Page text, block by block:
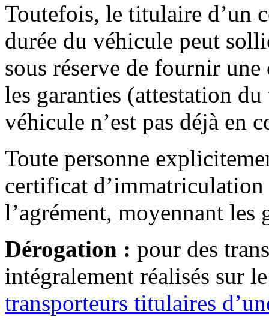
Toutefois, le titulaire d’un
durée du véhicule peut
sous réserve de fournir
les garanties (attestation
véhicule n’est pas déjà en
Toute personne
certificat
l’agrément, moyennant les
Dérogation : pour des
intégralement réalisés sur
transporteurs titulaires